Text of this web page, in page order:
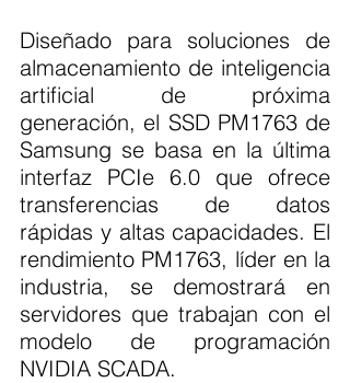
Diseñado para soluciones de
almacenamiento de inteligencia
artificial de próxima
generación, el SSD PM1763 de
Samsung se basa en la última
interfaz PCIe 6.0 que ofrece
transferencias de datos
rápidas y altas capacidades. El
rendimiento PM1763, líder en la
industria, se demostrará en
servidores que trabajan con el
modelo de programación
NVIDIA SCADA.